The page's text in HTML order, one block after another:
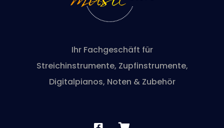
Ihr Fachgeschäft für
Streichinstrumente, Zupfinstrumente,
Digitalpianos, Noten & Zubehör